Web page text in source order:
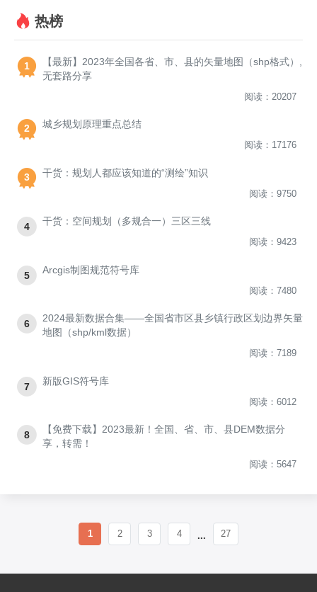
热榜
1
【最新】2023年全国各省、市、县的矢量地图（shp格式）,
无套路分享
阅读：20207
2 城乡规划原理重点总结
阅读：17176
3 干货：规划人都应该知道的“测绘”知识
阅读：9750
4 干货：空间规划（多规合一）三区三线
阅读：9423
5 Arcgis制图规范符号库
阅读：7480
6
2024最新数据合集——全国省市区县乡镇行政区划边界矢量
地图（shp/kml数据）
阅读：7189
7 新版GIS符号库
阅读：6012
8
【免费下载】2023最新！全国、省、市、县DEM数据分
享，转需！
阅读：5647
1 2 3 4 ... 27